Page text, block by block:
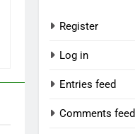
Register
Log in
Entries feed
Comments feed